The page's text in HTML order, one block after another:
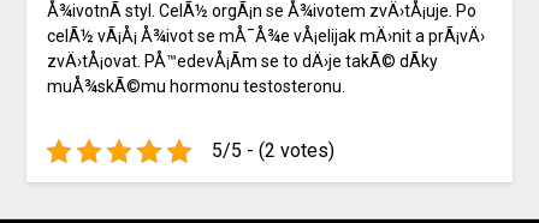
Å¾ivotnÃ­ styl. CelÃ½ orgÃ¡n se Å¾ivotem zvÄ›tÅ¡uje. Po
celÃ½ vÃ¡Å¡ Å¾ivot se mÅ¯Å¾e vÅ¡elijak mÄ›nit a prÃ¡vÄ›
zvÄ›tÅ¡ovat. PÅ™edevÅ¡Ã­m se to dÄ›je takÃ© dÃ­ky
muÅ¾skÃ©mu hormonu testosteronu.
5/5 - (2 votes)